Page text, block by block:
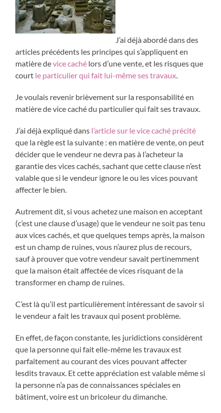
J’ai déjà abordé dans des
articles précédents les principes qui s’appliquent en
matière device caché lors d’une vente, et les risques que
court le particulier qui fait lui-même ses travaux.
Je voulais revenir brièvement sur la responsabilité en
matière de vice caché du particulier qui fait ses travaux.
J’ai déjà expliqué dans l’article sur le vice caché précité
que la règle est la suivante : en matière de vente, on peut
décider que le vendeur ne devra pas à l’acheteur la
garantie des vices cachés, sachant que cette clause n’est
valable que si le vendeur ignore le ou les vices pouvant
affecter le bien.
Autrement dit, si vous achetez une maison en acceptant
(c’est une clause d’usage) que le vendeur ne soit pas tenu
aux vices cachés, et que quelques temps après, la maison
est un champ de ruines, vous n’aurez plus de recours,
sauf à prouver que votre vendeur savait pertinemment
que la maison était affectée de vices risquant de la
transformer en champ de ruines.
C’est là qu’il est particulièrement intéressant de savoir si
le vendeur a fait les travaux qui posent problème.
En effet, de façon constante, les juridictions considèrent
que la personne qui fait elle-même les travaux est
parfaitement au courant des vices pouvant affecter
lesdits travaux. Et cette appréciation est valable même si
la personne n’a pas de connaissances spéciales en
bâtiment, voire est un bricoleur du dimanche.